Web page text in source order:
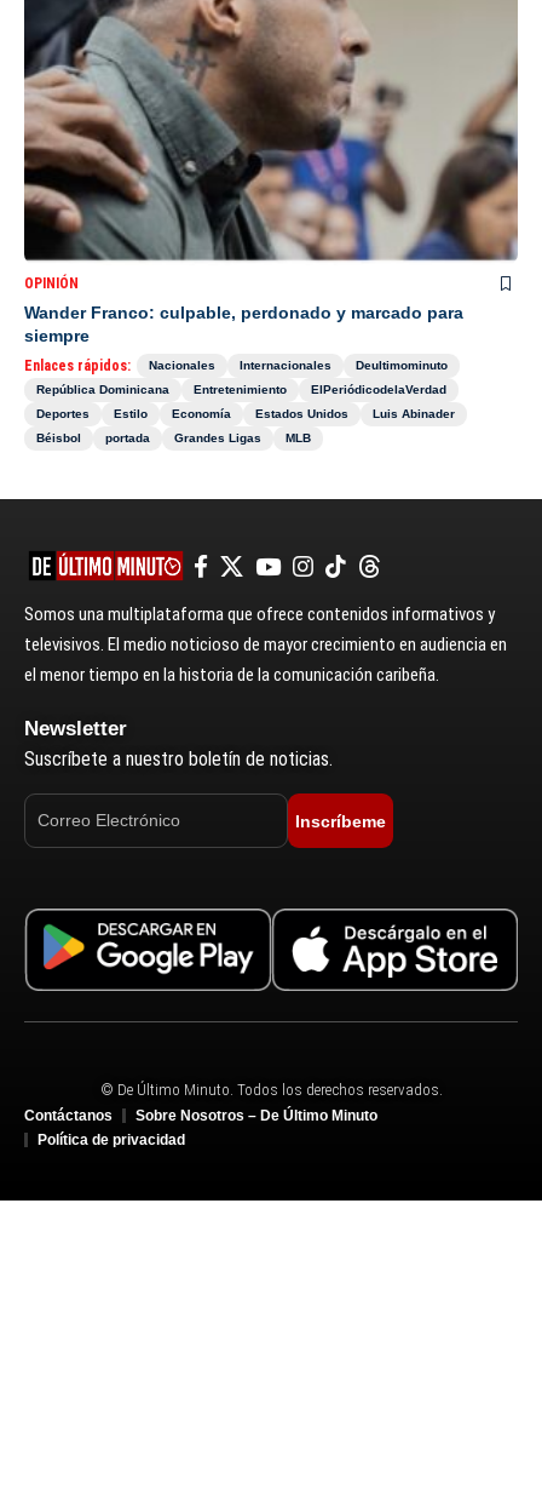
OPINIÓN
Wander Franco: culpable, perdonado y marcado para
siempre
Enlaces rápidos: Nacionales Internacionales
Deultimominuto
República Dominicana
Entretenimiento
ElPeriódicodelaVerdad
Deportes
Estilo Economía Estados Unidos
Luis Abinader
Béisbol
portada Grandes Ligas MLB
Somos una multiplataforma que ofrece contenidos informativos y
televisivos. El medio noticioso de mayor crecimiento en audiencia en
el menor tiempo en la historia de la comunicación caribeña.
Newsletter
Suscríbete a nuestro boletín de noticias.
Inscríbeme
© De Último Minuto. Todos los derechos reservados.
Contáctanos
Sobre Nosotros – De Último Minuto
Política de privacidad